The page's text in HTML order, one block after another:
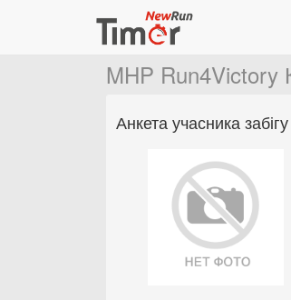
MHP Run4Victory
Анкета учасника забігу